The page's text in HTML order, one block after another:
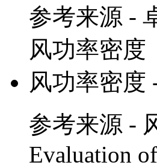
参考来源 -
风功率密度
风功率密度
参考来源 -
Evaluation